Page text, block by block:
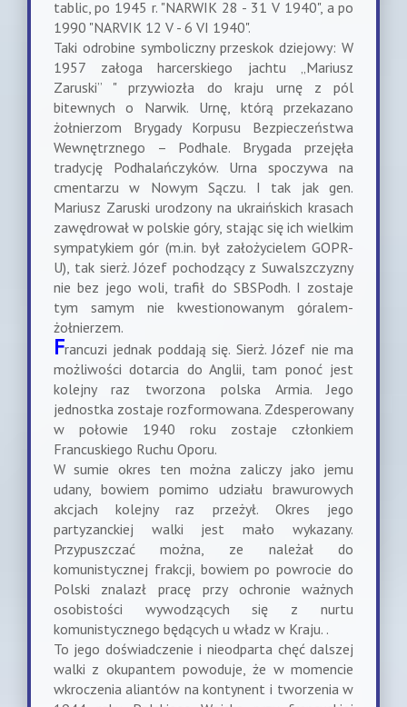
tablic, po 1945 r. "NARWIK 28 - 31 V 1940", a po
1990 "NARVIK 12 V - 6 VI 1940".
Taki odrobine symboliczny przeskok dziejowy: W
1957 załoga harcerskiego jachtu „Mariusz
Zaruski” " przywiozła do kraju urnę z pól
bitewnych o Narwik. Urnę, którą przekazano
żołnierzom Brygady Korpusu Bezpieczeństwa
Wewnętrznego – Podhale. Brygada przejęła
tradycję Podhalańczyków. Urna spoczywa na
cmentarzu w Nowym Sączu. I tak jak gen.
Mariusz Zaruski urodzony na ukraińskich krasach
zawędrował w polskie góry, stając się ich wielkim
sympatykiem gór (m.in. był założycielem GOPR-
U), tak sierż. Józef pochodzący z Suwalszczyzny
nie bez jego woli, trafił do SBSPodh. I zostaje
tym samym nie kwestionowanym góralem-
żołnierzem.
Francuzi jednak poddają się. Sierż. Józef nie ma
możliwości dotarcia do Anglii, tam ponoć jest
kolejny raz tworzona polska Armia. Jego
jednostka zostaje rozformowana. Zdesperowany
w połowie 1940 roku zostaje członkiem
Francuskiego Ruchu Oporu.
W sumie okres ten można zaliczy jako jemu
udany, bowiem pomimo udziału brawurowych
akcjach kolejny raz przeżył. Okres jego
partyzanckiej walki jest mało wykazany.
Przypuszczać można, ze należał do
komunistycznej frakcji, bowiem po powrocie do
Polski znalazł pracę przy ochronie ważnych
osobistości wywodzących się z nurtu
komunistycznego będących u władz w Kraju. .
To jego doświadczenie i nieodparta chęć dalszej
walki z okupantem powoduje, że w momencie
wkroczenia aliantów na kontynent i tworzenia w